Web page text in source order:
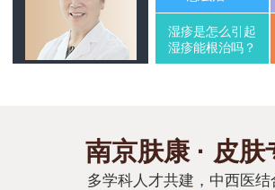
湿疹是怎么引起
湿疹能根治吗？
南京肤康 · 皮肤
多学科人才共建，中西医结